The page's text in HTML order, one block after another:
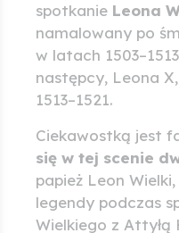
spotkanie Leona
namalowany po
w latach
następcy, Leona
1513–1521.
Ciekawostką jest
się w tej scenie
papież Leon
legendy podczas
Wielkiego z Attyłą